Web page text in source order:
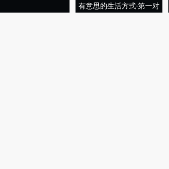
有意思的生活方式·第一对